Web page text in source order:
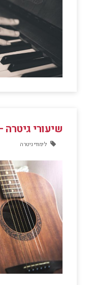
שיעורי
לימודי גיטרה